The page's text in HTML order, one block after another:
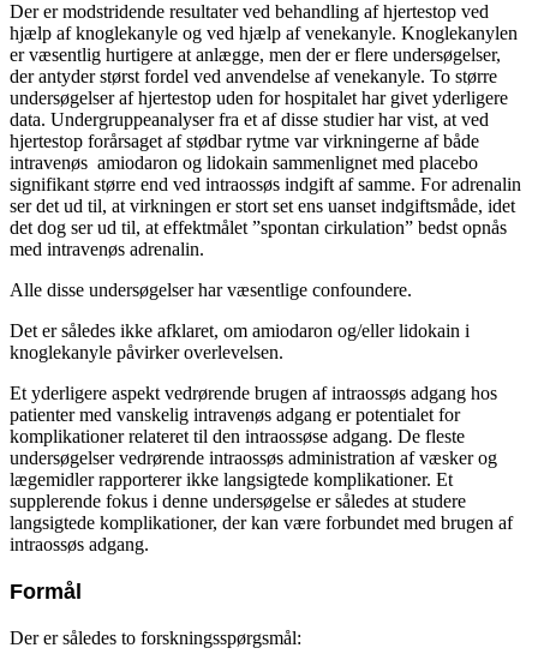
Der er modstridende resultater ved behandling af hjertestop ved
hjælp af knoglekanyle og ved hjælp af venekanyle. Knoglekanylen
er væsentlig hurtigere at anlægge, men der er flere undersøgelser,
der antyder størst fordel ved anvendelse af venekanyle. To større
undersøgelser af hjertestop uden for hospitalet har givet yderligere
data. Undergruppeanalyser fra et af disse studier har vist, at ved
hjertestop forårsaget af stødbar rytme var virkningerne af både
intravenøs amiodaron og lidokain sammenlignet med placebo
signifikant større end ved intraossøs indgift af samme. For adrenalin
ser det ud til, at virkningen er stort set ens uanset indgiftsmåde, idet
det dog ser ud til, at effektmålet ”spontan cirkulation” bedst opnås
med intravenøs adrenalin.
Alle disse undersøgelser har væsentlige confoundere.
Det er således ikke afklaret, om amiodaron og/eller lidokain i
knoglekanyle påvirker overlevelsen.
Et yderligere aspekt vedrørende brugen af ​​intraossøs adgang hos
patienter med vanskelig intravenøs adgang er potentialet for
komplikationer relateret til den intraossøse adgang. De fleste
undersøgelser vedrørende intraossøs administration af væsker og
lægemidler rapporterer ikke langsigtede komplikationer. Et
supplerende fokus i denne undersøgelse er således at studere
langsigtede komplikationer, der kan være forbundet med brugen af ​​
intraossøs adgang.
Formål
Der er således to forskningsspørgsmål: